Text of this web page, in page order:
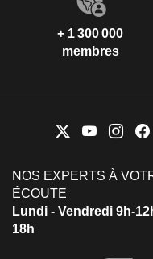
+ 1 300 000
membres
NOS EXPERTS À
ÉCOUTE
Lundi - Vendredi 9h-
18h